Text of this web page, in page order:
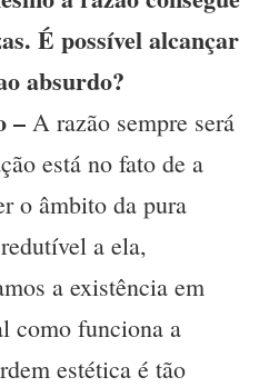
É possível alcançar
absurdo?
– A razão sempre será
está no fato de a
o âmbito da pura
a ela,
a existência em
como funciona a
estética é tão